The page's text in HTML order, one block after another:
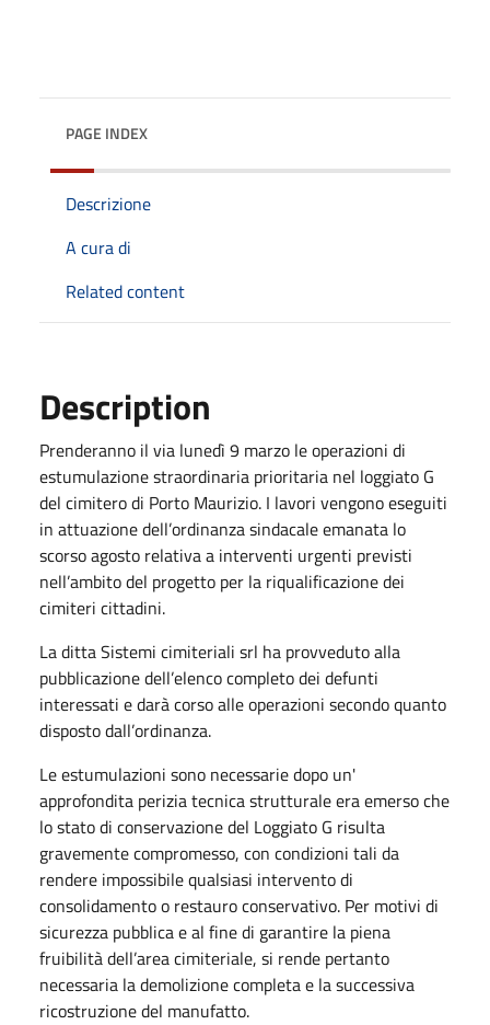
PAGE INDEX
Descrizione
A cura di
Related content
Description
Prenderanno il via lunedì 9 marzo le operazioni di
estumulazione straordinaria prioritaria nel loggiato G
del cimitero di Porto Maurizio. I lavori vengono eseguiti
in attuazione dell’ordinanza sindacale emanata lo
scorso agosto relativa a interventi urgenti previsti
nell’ambito del progetto per la riqualificazione dei
cimiteri cittadini.
La ditta Sistemi cimiteriali srl ha provveduto alla
pubblicazione dell’elenco completo dei defunti
interessati e darà corso alle operazioni secondo quanto
disposto dall’ordinanza.
Le estumulazioni sono necessarie dopo un'
approfondita perizia tecnica strutturale era emerso che
lo stato di conservazione del Loggiato G risulta
gravemente compromesso, con condizioni tali da
rendere impossibile qualsiasi intervento di
consolidamento o restauro conservativo. Per motivi di
sicurezza pubblica e al fine di garantire la piena
fruibilità dell’area cimiteriale, si rende pertanto
necessaria la demolizione completa e la successiva
ricostruzione del manufatto.